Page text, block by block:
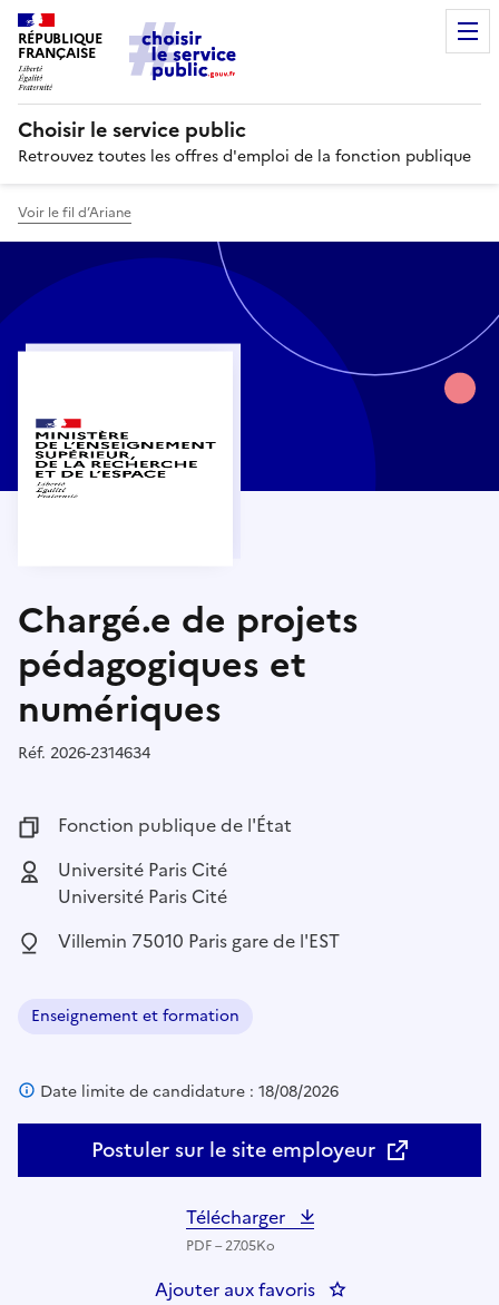
RÉPUBLIQUE
FRANÇAISE
Choisir le service public
Retrouvez toutes les offres d'emploi de la fonction publique
Voir le fil d’Ariane
Chargé.e de projets
pédagogiques et
numériques
Réf. Référence :
2026-2314634
Fonction publique :
Fonction publique de l'État
Employeur :
Université Paris Cité
Université Paris Cité
Localisation :
Villemin 75010 Paris gare de l'EST
Domaine :
Enseignement et formation
Postuler sur le site employeur
Date limite de candidature : 18/08/2026
Télécharger
PDF – 27.05Ko
Ajouter aux favoris : Chargé.e de